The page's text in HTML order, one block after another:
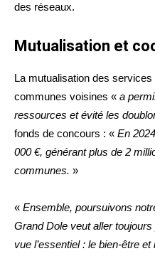
des réseaux.
Mutualisation et
La mutualisation des
communes voisines « a
ressources et évité les
fonds de concours : « En
000 €, générant plus de 2
communes. »
« Ensemble, poursuivons
Grand Dole veut aller
vue l’essentiel : le bien-être